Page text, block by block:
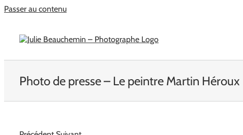
Passer au contenu
Photo de presse – Le peintre Martin Héroux